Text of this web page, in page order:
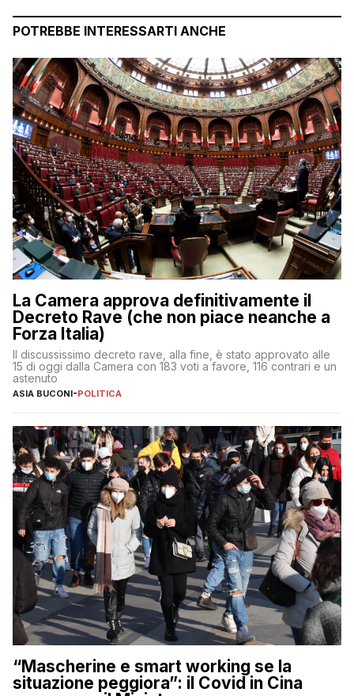
POTREBBE INTERESSARTI ANCHE
La Camera approva definitivamente il
Decreto Rave (che non piace neanche a
Forza Italia)
Il discussissimo decreto rave, alla fine, è stato approvato alle
15 di oggi dalla Camera con 183 voti a favore, 116 contrari e un
astenuto
ASIA BUCONI-POLITICA
“Mascherine e smart working se la
situazione peggiora”: il Covid in Cina